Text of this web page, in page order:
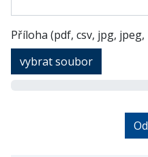
Příloha (pdf, csv, jpg,
vybrat soubor